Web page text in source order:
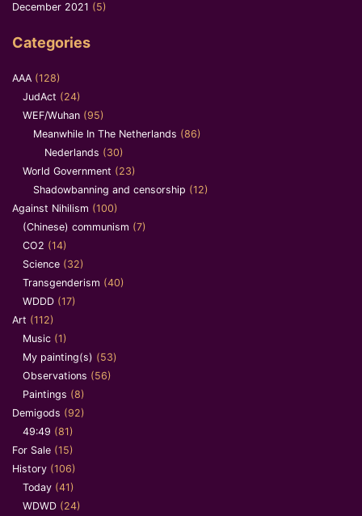
December 2021 (5)
Categories
AAA (128)
JudAct (24)
WEF/Wuhan (95)
Meanwhile In The Netherlands (86)
Nederlands (30)
World Government (23)
Shadowbanning and censorship (12)
Against Nihilism (100)
(Chinese) communism (7)
CO2 (14)
Science (32)
Transgenderism (40)
WDDD (17)
Art (112)
Music (1)
My painting(s) (53)
Observations (56)
Paintings (8)
Demigods (92)
49:49 (81)
For Sale (15)
History (106)
Today (41)
WDWD (24)